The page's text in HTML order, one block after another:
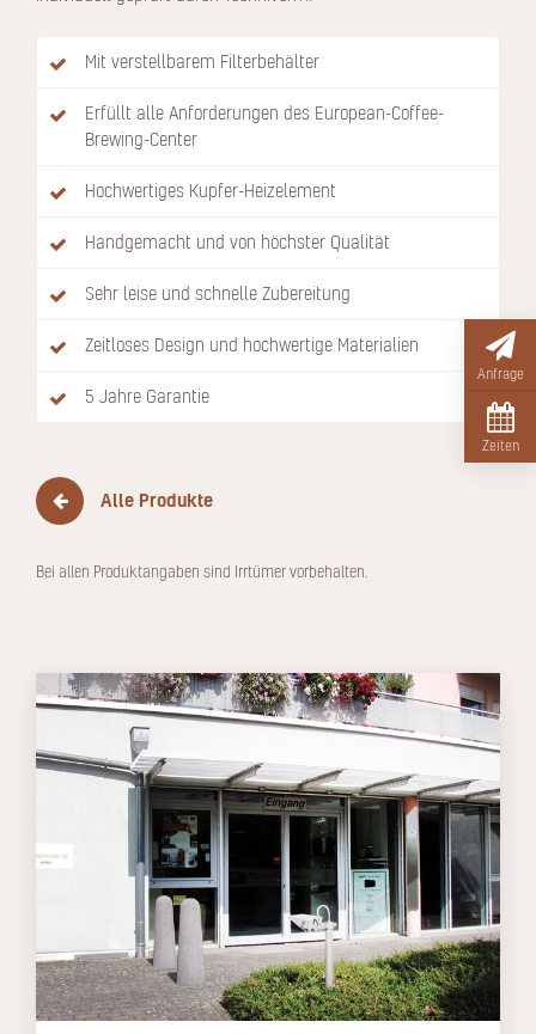
Mit verstellbarem Filterbehälter
Erfüllt alle Anforderungen des European-Coffee-
Brewing-Center
Hochwertiges Kupfer-Heizelement
Handgemacht und von höchster Qualität
Sehr leise und schnelle Zubereitung
Zeitloses Design und hochwertige Materialien
5 Jahre Garantie
Alle Produkte
Bei allen Produktangaben sind Irrtümer vorbehalten.
Anfrage
Zeiten